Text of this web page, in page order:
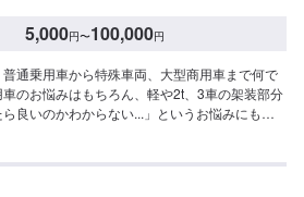
5,000円〜100,000円
通乗用車から特殊車両、大型商用車まで何で
のお悩みはもちろん、軽や2t、3車の架装部分
良いのかわからない...」というお悩みにもお
◯無料の代車ございます。作業中は代車をご